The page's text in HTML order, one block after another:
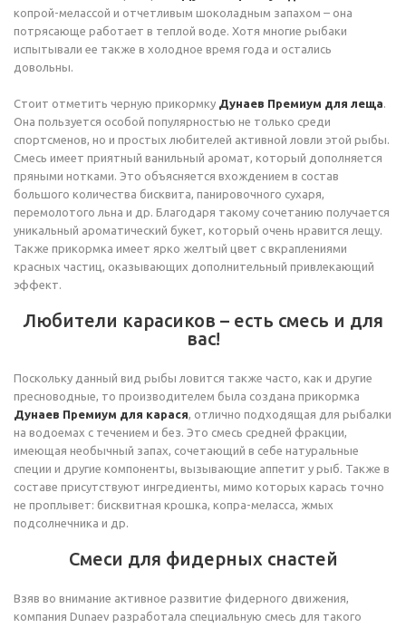
копрой-мелассой и отчетливым шоколадным запахом – она
потрясающе работает в теплой воде. Хотя многие рыбаки
испытывали ее также в холодное время года и остались
довольны.
Стоит отметить черную прикормку Дунаев Премиум для леща.
Она пользуется особой популярностью не только среди
спортсменов, но и простых любителей активной ловли этой рыбы.
Смесь имеет приятный ванильный аромат, который дополняется
пряными нотками. Это объясняется вхождением в состав
большого количества бисквита, панировочного сухаря,
перемолотого льна и др. Благодаря такому сочетанию получается
уникальный ароматический букет, который очень нравится лещу.
Также прикормка имеет ярко желтый цвет с вкраплениями
красных частиц, оказывающих дополнительный привлекающий
эффект.
Любители карасиков – есть смесь и для
вас!
Поскольку данный вид рыбы ловится также часто, как и другие
пресноводные, то производителем была создана прикормка
Дунаев Премиум для карася, отлично подходящая для рыбалки
на водоемах с течением и без. Это смесь средней фракции,
имеющая необычный запах, сочетающий в себе натуральные
специи и другие компоненты, вызывающие аппетит у рыб. Также в
составе присутствуют ингредиенты, мимо которых карась точно
не проплывет: бисквитная крошка, копра-меласса, жмых
подсолнечника и др.
Смеси для фидерных снастей
Взяв во внимание активное развитие фидерного движения,
компания Dunaev разработала специальную смесь для такого